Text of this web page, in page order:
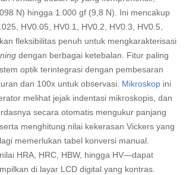
N) hingga 1.000 gf (9,8 N). Ini mencakup
HV0.05, HV0.1, HV0.2, HV0.3, HV0.5,
fleksibilitas penuh untuk mengkarakterisasi
dengan berbagai ketebalan. Fitur paling
optik terintegrasi dengan pembesaran
dan 100x untuk observasi. Mikroskop ini
melihat jejak indentasi mikroskopis, dan
secara otomatis mengukur panjang
menghitung nilai kekerasan Vickers yang
memerlukan tabel konversi manual.
HRA, HRC, HBW, hingga HV—dapat
di layar LCD digital yang kontras.